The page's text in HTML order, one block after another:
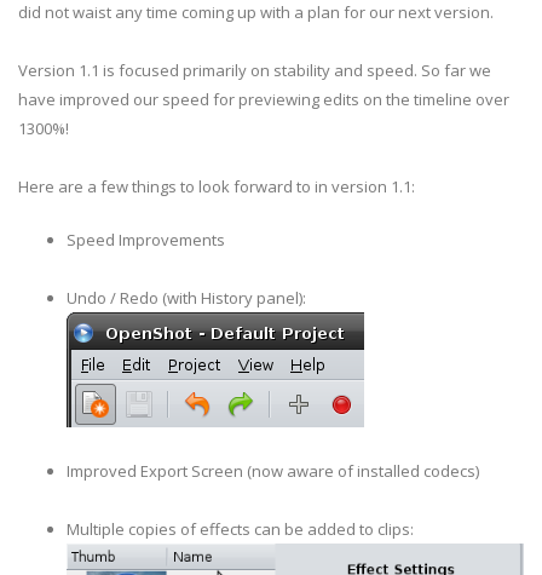
did not waist any time coming up with a plan for our next version.
Version 1.1 is focused primarily on stability and speed. So far we
have improved our speed for previewing edits on the timeline over
1300%!
Here are a few things to look forward to in version 1.1:
Speed Improvements
Undo / Redo (with History panel):
Improved Export Screen (now aware of installed codecs)
Multiple copies of effects can be added to clips: